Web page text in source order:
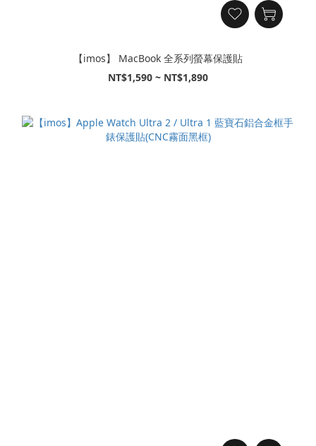
【imos】 MacBook 全系列螢幕保護貼
NT$1,590 ~ NT$1,890